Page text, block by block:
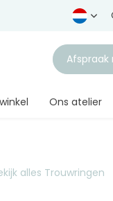
juwelier
Afspraak
Ons atelier
alles Trouwringen